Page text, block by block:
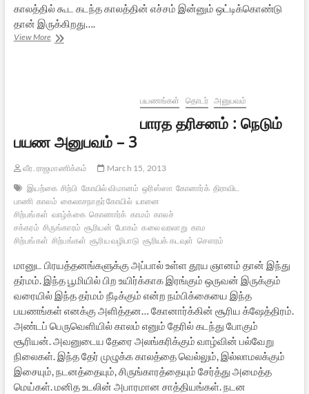
காலத்தில் கூட கடந்த காலத்தின் எச்சம் இன்னும் ஒட்டிக்கொண்டு
தான் இருக்கிறது….
View Moreஇன்றைய
பயணங்கள்
தொடர் அனுபவம்
பாரத தரிசனம் : நெடும்
பயண அனுபவம் – 3
வீர. ராஜமாணிக்கம்
March 15, 2013
இயற்கை சிற்பி கோயில் விமானம் ஒரிஸ்ஸா கோனார்க் திராவிட
பாணி காலம் கைலாசநாதர் கோயில் யானை
சிற்பங்கள் வாழ்க்கை கொணார்க் காமம் காலச்
சக்கரம் சிருங்காரம் சூரியன் போகம் கலை வரலாறு காம
சிற்பங்கள் சிற்பங்கள் சூரிய வழிபாடு சூரியக் கடவுள் சௌரம்
மானுட பிரயத்தனங்களுக்கு அப்பால் உள்ள தூய ஞானம் தான் இந்து
தர்மம். இந்த பூமியில் பிற உயிர்க்காக இரங்கும் ஒருவன் இருக்கும்
வரையில் இந்த தர்மம் நீடிக்கும் என்ற நம்பிக்கையை இந்த
பயணங்கள் எனக்கு அளித்தன… கோனார்க்கின் சூரிய க்ஷேத்திரம்.
அண்டப் பெருவெளியில் காலம் எனும் தேரில் கடந்து போகும்
சூரியன். அவனுடைய தேரை அலங்கரிக்கும் வாழ்வின் பல்வேறு
நிலைகள். இந்த தேர் முழுக்க காலத்தை வெல்லும், இல்லாமலக்கும்
இசையும், நடனத்தையும், சிருங்காரத்தையும் சேர்த்து அமைத்த
மெய்கள். மனித உடலின் அபாரமான சாத்தியங்கள். நடன